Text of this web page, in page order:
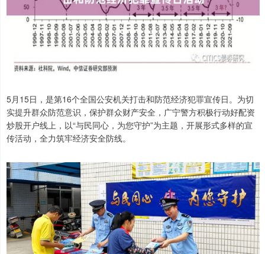
5月15日，是第16个全国公安机关打击和防范经济犯罪宣传日。为切
实提升群众防范意识，保护群众财产安全，广宁警方积极行动好配资
炒股开户线上，以“与民同心，为您守护”为主题，开展形式多样的宣
传活动，全力筑牢经济安全防线。